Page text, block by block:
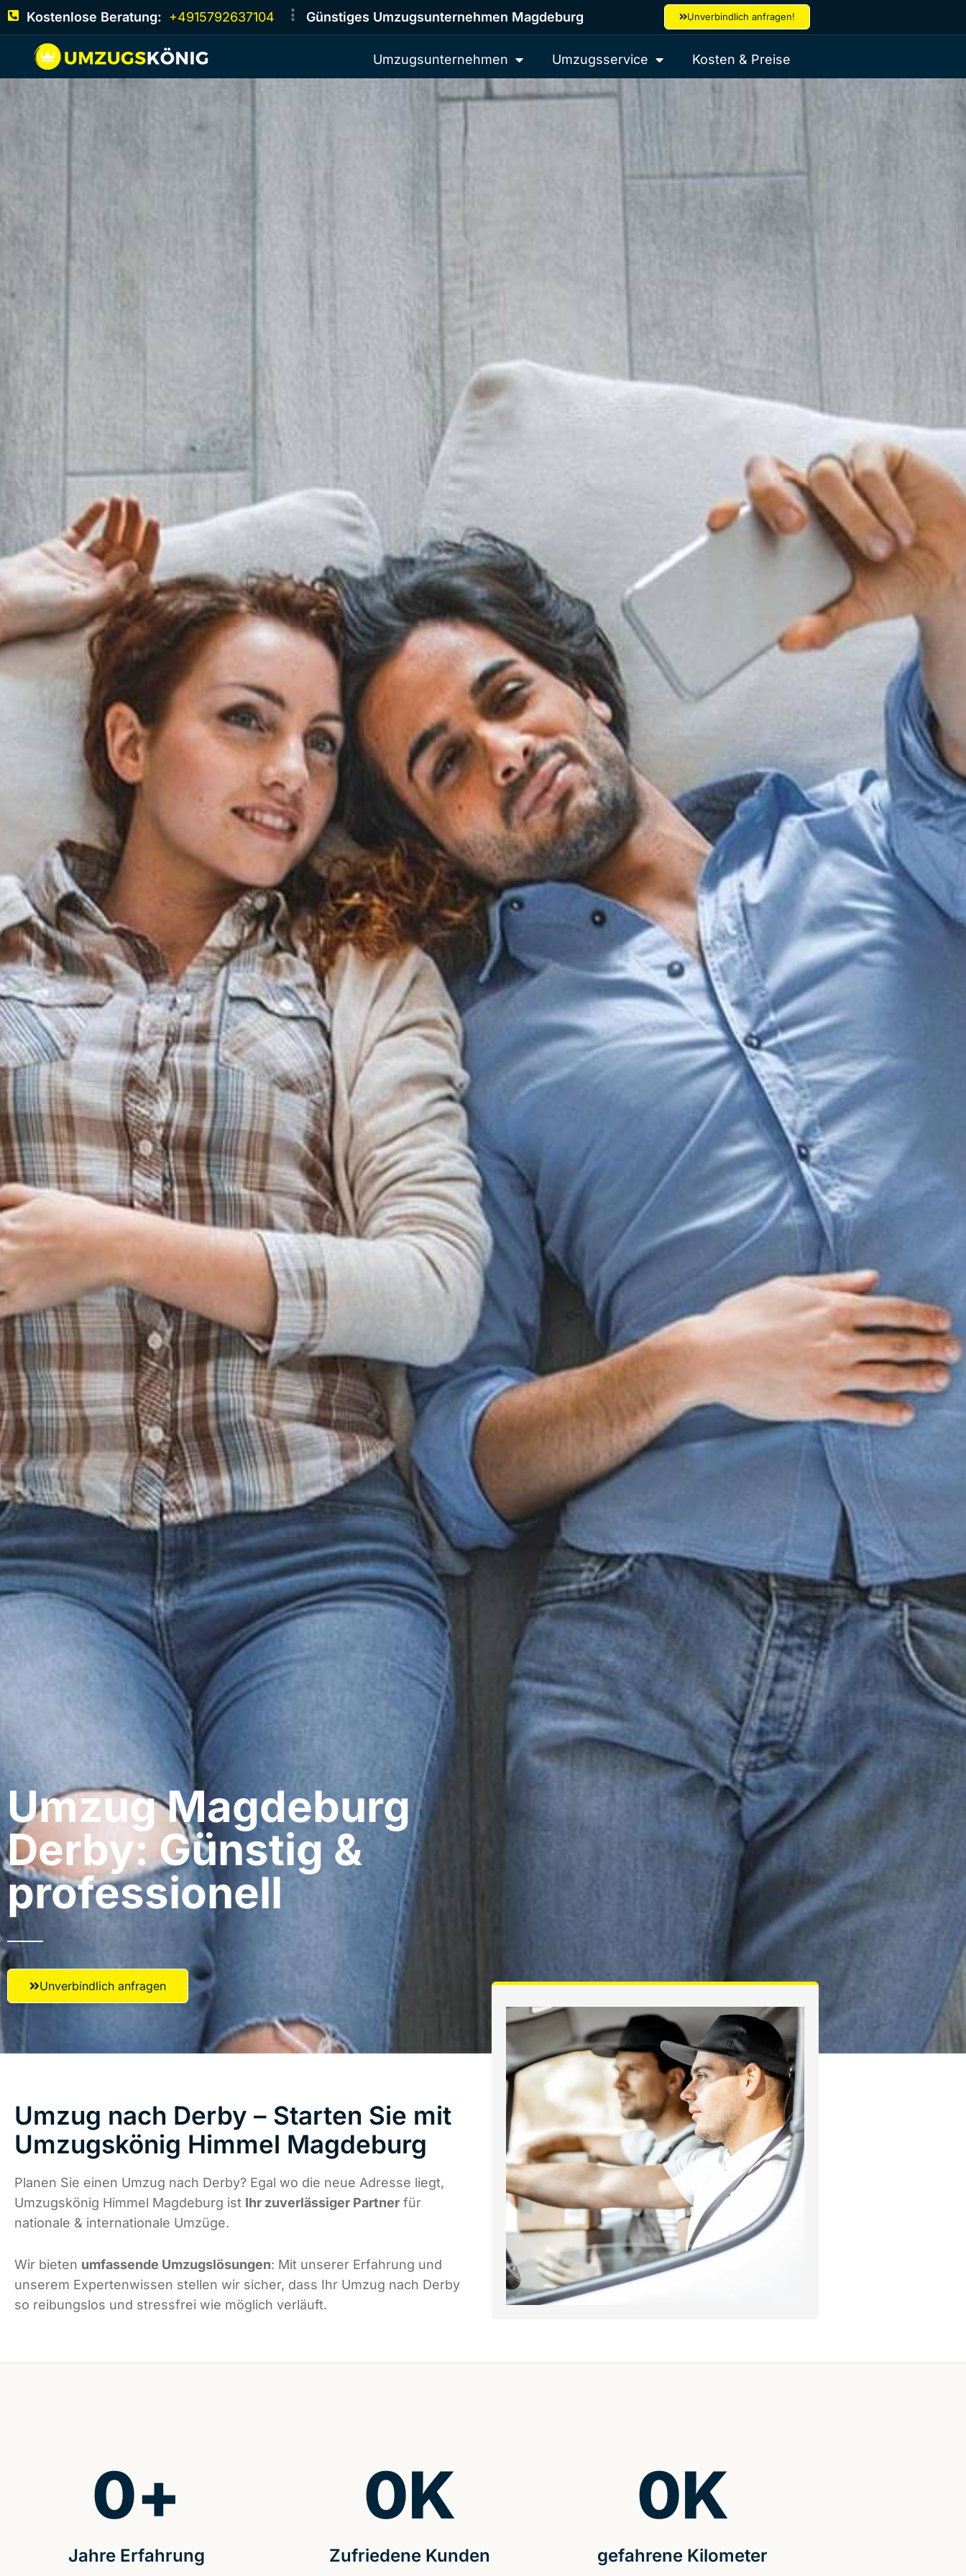
Kostenlose Beratung: +4915792637104 Günstiges Umzugsunternehmen Magdeburg Unverbindlich anfragen!
Umzugsunternehmen Umzugsservice Kosten & Preise
Umzug Magdeburg​
Derby: Günstig &
professionell​
Unverbindlich anfragen
Umzug nach Derby – Starten Sie mit
Umzugskönig Himmel Magdeburg
Planen Sie einen Umzug nach Derby? Egal wo die neue Adresse liegt,
Umzugskönig Himmel Magdeburg ist Ihr zuverlässiger Partner für
nationale & internationale Umzüge.
Wir bieten umfassende Umzugslösungen: Mit unserer Erfahrung und
unserem Expertenwissen stellen wir sicher, dass Ihr Umzug nach Derby
so reibungslos und stressfrei wie möglich verläuft.
Jahre Erfahrung
0+
Zufriedene Kunden
0K
gefahrene Kilometer
0K